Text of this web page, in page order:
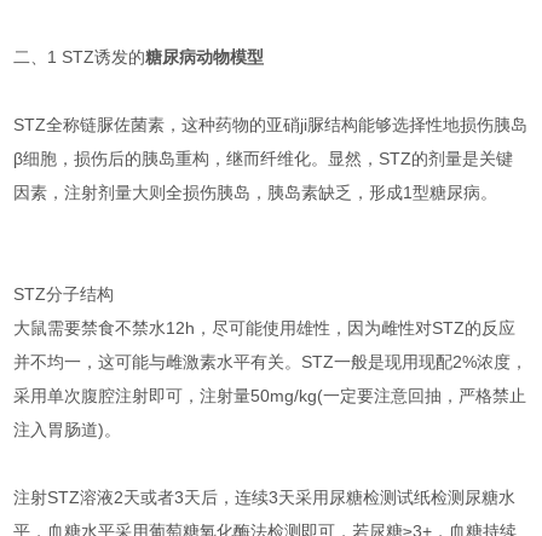
二、1 STZ诱发的糖尿病动物模型
STZ全称链脲佐菌素，这种药物的亚硝ji脲结构能够选择性地损伤胰岛
β细胞，损伤后的胰岛重构，继而纤维化。显然，STZ的剂量是关键
因素，注射剂量大则全损伤胰岛，胰岛素缺乏，形成1型糖尿病。
STZ分子结构
大鼠需要禁食不禁水12h，尽可能使用雄性，因为雌性对STZ的反应
并不均一，这可能与雌激素水平有关。STZ一般是现用现配2%浓度，
采用单次腹腔注射即可，注射量50mg/kg(一定要注意回抽，严格禁止
注入胃肠道)。
注射STZ溶液2天或者3天后，连续3天采用尿糖检测试纸检测尿糖水
平，血糖水平采用葡萄糖氧化酶法检测即可，若尿糖≥3+，血糖持续